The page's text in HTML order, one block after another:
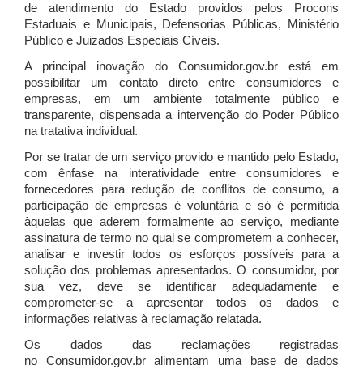
de atendimento do Estado providos pelos Procons
Estaduais e Municipais, Defensorias Públicas, Ministério
Público e Juizados Especiais Cíveis.
A principal inovação do Consumidor.gov.br está em
possibilitar um contato direto entre consumidores e
empresas, em um ambiente totalmente público e
transparente, dispensada a intervenção do Poder Público
na tratativa individual.
Por se tratar de um serviço provido e mantido pelo Estado,
com ênfase na interatividade entre consumidores e
fornecedores para redução de conflitos de consumo, a
participação de empresas é voluntária e só é permitida
àquelas que aderem formalmente ao serviço, mediante
assinatura de termo no qual se comprometem a conhecer,
analisar e investir todos os esforços possíveis para a
solução dos problemas apresentados. O consumidor, por
sua vez, deve se identificar adequadamente e
comprometer-se a apresentar todos os dados e
informações relativas à reclamação relatada.
Os dados das reclamações registradas
no Consumidor.gov.br alimentam uma base de dados